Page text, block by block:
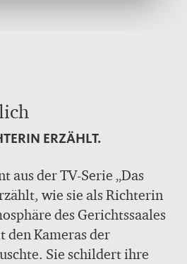
ERZÄHLT.
aus der TV-Serie „Das
wie sie als Richterin
des Gerichtssaales
den Kameras der
Sie schildert ihre